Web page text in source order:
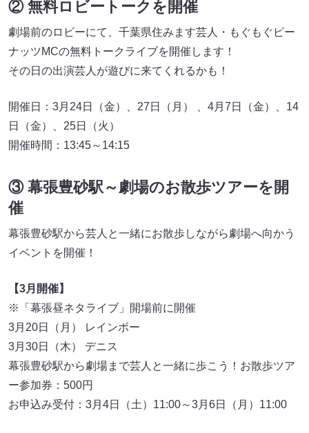
② 無料ロビートークを開催
劇場前のロビーにて、千葉県住みます芸人・もぐもぐピー
ナッツMCの無料トークライブを開催します！
その日の出演芸人が遊びに来てくれるかも！
開催日：3月24日（金）、27日（月） 、4月7日（金）、14
日（金）、25日（火）
開催時間：13:45～14:15
③ 幕張豊砂駅～劇場のお散歩ツアーを開
催
幕張豊砂駅から芸人と一緒にお散歩しながら劇場へ向かう
イベントを開催！
【3月開催】
※「幕張昼ネタライブ」開場前に開催
3月20日（月） レインボー
3月30日（木） デニス
幕張豊砂駅から劇場まで芸人と一緒に歩こう！お散歩ツア
ー参加券：500円
お申込み受付：3月4日（土）11:00～3月6日（月）11:00